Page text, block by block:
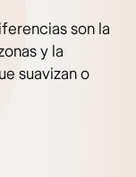
son la
y la
suavizan o